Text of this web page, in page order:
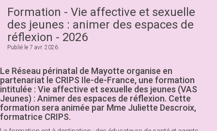
Formation - Vie affective et sexuelle
des jeunes : animer des espaces de
réflexion - 2026
Publié le 7 avr. 2026
Le Réseau périnatal de Mayotte organise en
partenariat le CRIPS Ile-de-France, une formation
intitulée : Vie affective et sexuelle des jeunes (VAS
Jeunes) : Animer des espaces de réflexion. Cette
formation sera animée par Mme Juliette Descroix,
formatrice CRIPS.